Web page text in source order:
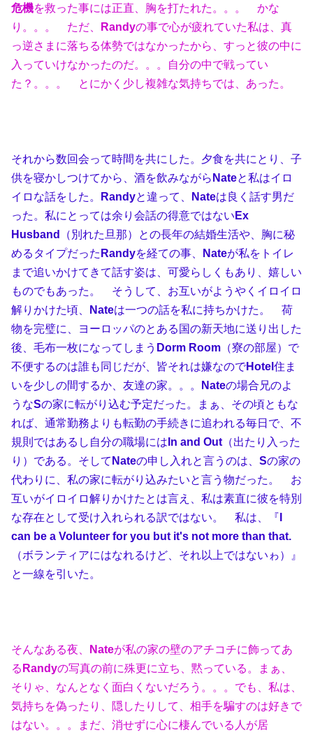
危機を救った事には正直、胸を打たれた。。。 かな
り。。。 ただ、
Randyの事で心が疲れていた私は、真
っ逆さまに落ちる体勢ではなかったから、すっと彼の中に
入っていけなかったのだ。。。自分の中で戦ってい
た？。。。 とにかく少し複雑な気持ちでは、あった。
それから数回会って時間を共にした。夕食を共にとり、子
供を寝かしつけてから、酒を飲みながら Nateと私はイロ
イロな話をした。
Randyと違って、 Nateは良く話す男だ
った。私にとっては余り会話の得意ではない Ex
Husband
（別れた旦那）との長年の結婚生活や、胸に秘
めるタイプだった Randyを経ての事、 Nateが私をトイレ
まで追いかけてきて話す姿は、可愛らしくもあり、嬉しい
ものでもあった。 そうして、お互いがようやくイロイロ
解りかけた頃、
Nateは一つの話を私に持ちかけた。 荷
物を完璧に、ヨーロッパのとある国の新天地に送り出した
後、毛布一枚になってしまう Dorm Room （寮の部屋）で
不便するのは誰も同じだが、皆それは嫌なのでHotel 住ま
いを少しの間するか、友達の家。。。
Nateの場合兄のよ
うなSの家に転がり込む予定だった。まぁ、その頃ともな
れば、通常勤務よりも転勤の手続きに追われる毎日で、不
規則ではあるし自分の職場には In and Out （出たり入った
り）である。そして Nateの申し入れと言うのは、 Sの家の
代わりに、私の家に転がり込みたいと言う物だった。 お
互いがイロイロ解りかけたとは言え、私は素直に彼を特別
な存在として受け入れられる訳ではない。 私は、『
can be a Volunteer for you but it's not more than that.
（ボランティアにはなれるけど、それ以上ではないゎ）』
と一線を引いた。
そんなある夜、 Nateが私の家の壁のアチコチに飾ってあ
る Randyの写真の前に殊更に立ち、黙っている。まぁ、
そりゃ、なんとなく面白くないだろう。。。でも、私は、
気持ちを偽ったり、隠したりして、相手を騙すのは好きで
はない。。。まだ、消せずに心に棲んでいる人が居